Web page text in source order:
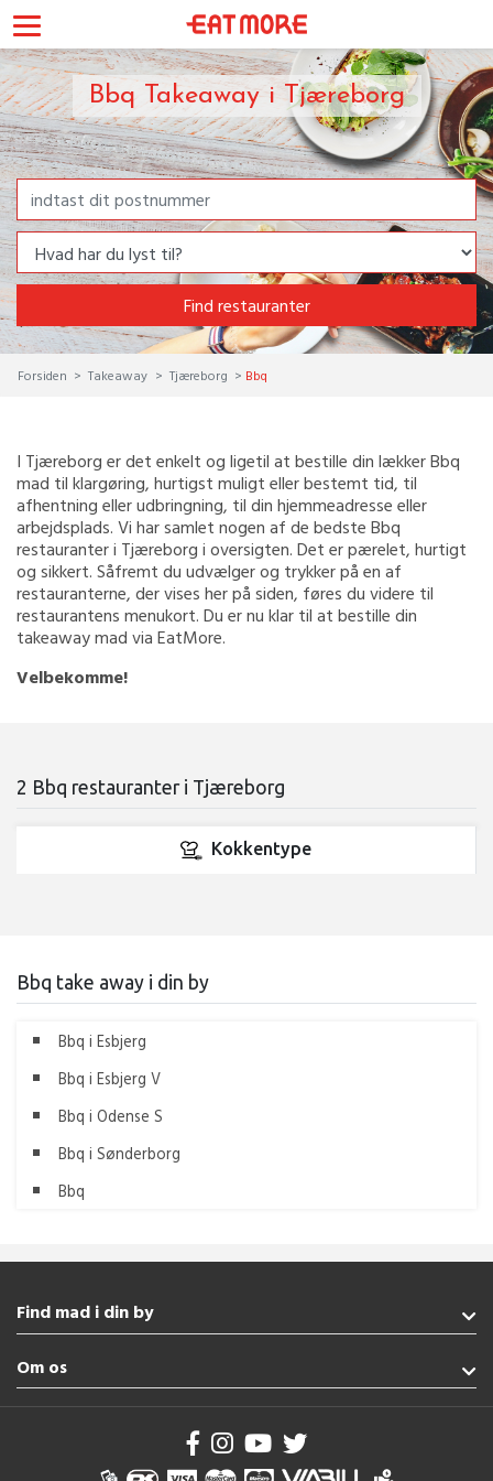
Bbq Takeaway i Tjæreborg
Find restauranter
Forsiden Takeaway Tjæreborg Bbq
I Tjæreborg er det enkelt og ligetil at bestille din lækker Bbq
mad til klargøring, hurtigst muligt eller bestemt tid, til
afhentning eller udbringning, til din hjemmeadresse eller
arbejdsplads. Vi har samlet nogen af de bedste Bbq
restauranter i Tjæreborg i oversigten. Det er pærelet, hurtigt
og sikkert. Såfremt du udvælger og trykker på en af
restauranterne, der vises her på siden, føres du videre til
restaurantens menukort. Du er nu klar til at bestille din
takeaway mad via EatMore.
Velbekomme!
2 Bbq restauranter i Tjæreborg
Kokkentype
Bbq take away i din by
Bbq i Esbjerg
Bbq i Esbjerg V
Bbq i Odense S
Bbq i Sønderborg
Bbq
Find mad i din by
Vejle
Gråsten
Esbjerg
Om os
Handelsbetingelser